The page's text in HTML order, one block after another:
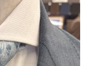
式
LINE